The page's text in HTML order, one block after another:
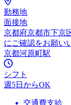
勤務地
面接地
京都府京都市下京
にご確認をお願い
京都河原町駅
シフト
週5日からOK
交通費支給